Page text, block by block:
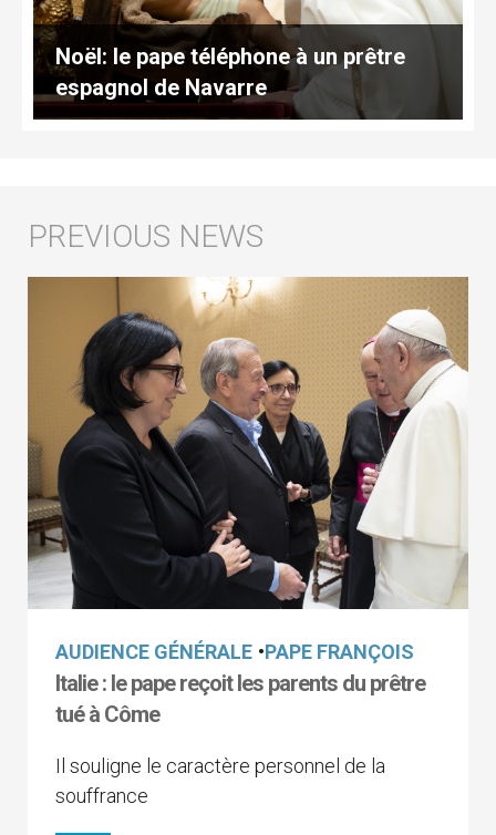
Noël: le pape téléphone à un prêtre
espagnol de Navarre
AUDIENCE GÉNÉRALE •PAPE FRANÇOIS
Italie : le pape reçoit les parents du prêtre
tué à Côme
Il souligne le caractère personnel de la
souffrance